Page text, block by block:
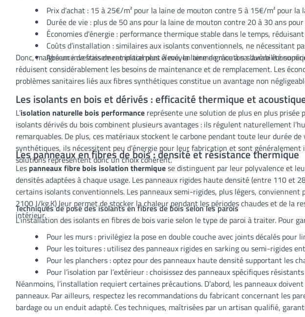
Prix d’achat : 15 à 25€/m² pour la laine de mouton contre 5 à 15€/m² pour la
Durée de vie : plus de 50 ans pour la laine de mouton contre 20 à 30 ans
Économies d’énergie : performance thermique stable dans le temps,
Coûts d’installation : similaires aux isolants conventionnels, ne nécessitant
Absence de frais de remplacement à moyen terme grâce à sa durabilité
Donc, malgré un investissement initial plus élevé, la laine de mouton s’avère
réduisent considérablement les besoins de maintenance et de remplacement. Les
problèmes sanitaires liés aux fibres synthétiques constitue un avantage non
Les isolants en bois et dérivés : efficacité thermique et
L’isolation naturelle bois performance représente une solution de plus en plus
isolants dérivés du bois combinent plusieurs avantages : ils régulent naturellement
remarquables. De plus, ces matériaux stockent le carbone pendant toute leur durée
synthétiques, ils nécessitent peu d’énergie pour leur fabrication et sont
solutions représentent donc un choix cohérent.
Les panneaux en fibres de bois : densité et résistance thermique
Les panneaux fibre bois isolation thermiquese distinguent par leur polyvalence et
densités adaptées à chaque usage. Les panneaux rigides haute densité (entre 110
certains isolants conventionnels. Les panneaux semi-rigides, plus légers,
2100 J/kg.K) leur permet de stocker la chaleur pendant les périodes chaudes et de
intérieur.
Techniques de pose des isolants en fibres de bois selon les parois
L’installation des isolants en fibres de bois varie selon le type de paroi à traiter.
Pour les murs : privilégiez la pose en double couche avec joints décalés pour
Pour les toitures : utilisez des panneaux rigides en sarking ou semi-rigides
Pour les planchers : optez pour des panneaux haute densité supportant les
Pour l’isolation par l’extérieur : choisissez des panneaux spécifiques
Néanmoins, l’installation requiert certaines précautions. D’abord, les panneaux
panneaux. Par ailleurs, respectez les recommandations du fabricant concernant les
bardage ou un enduit adapté. Ces techniques, maîtrisées par un artisan qualifié,